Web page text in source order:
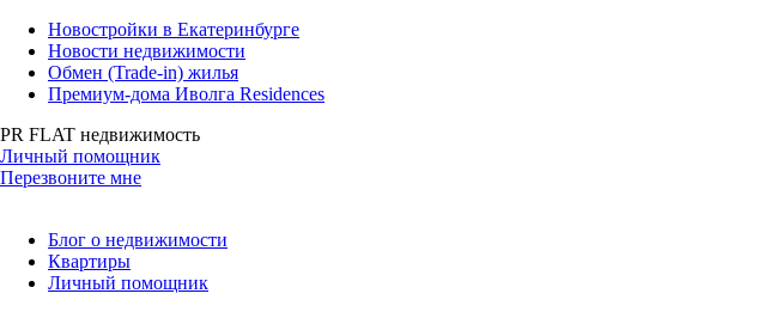
Новостройки в Екатеринбурге
Новости недвижимости
Обмен (Trade-in) жилья
Премиум-дома Иволга Residences
PR FLAT недвижимость
Личный помощник
Перезвоните мне
Блог о недвижимости
Квартиры
Личный помощник